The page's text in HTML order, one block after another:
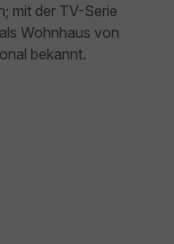
mit der TV-Serie
Wohnhaus von
bekannt.